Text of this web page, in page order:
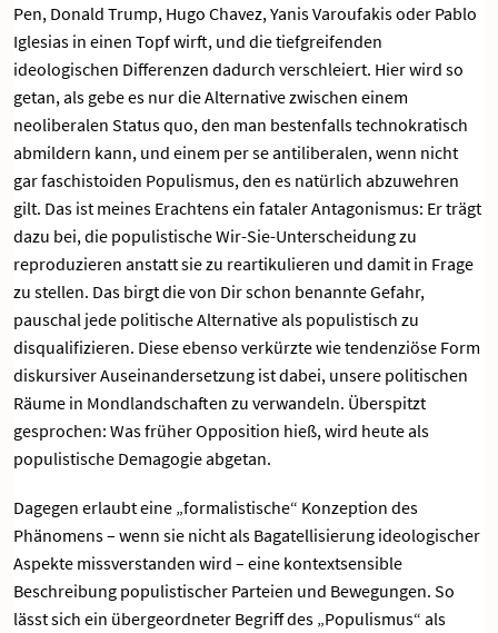
Pen, Donald Trump, Hugo Chavez, Yanis Varoufakis oder Pablo
Iglesias in einen Topf wirft, und die tiefgreifenden
ideologischen Differenzen dadurch verschleiert. Hier wird so
getan, als gebe es nur die Alternative zwischen einem
neoliberalen Status quo, den man bestenfalls technokratisch
abmildern kann, und einem per se antiliberalen, wenn nicht
gar faschistoiden Populismus, den es natürlich abzuwehren
gilt. Das ist meines Erachtens ein fataler Antagonismus: Er trägt
dazu bei, die populistische Wir-Sie-Unterscheidung zu
reproduzieren anstatt sie zu reartikulieren und damit in Frage
zu stellen. Das birgt die von Dir schon benannte Gefahr,
pauschal jede politische Alternative als populistisch zu
disqualifizieren. Diese ebenso verkürzte wie tendenziöse Form
diskursiver Auseinandersetzung ist dabei, unsere politischen
Räume in Mondlandschaften zu verwandeln. Überspitzt
gesprochen: Was früher Opposition hieß, wird heute als
populistische Demagogie abgetan.
Dagegen erlaubt eine „formalistische“ Konzeption des
Phänomens – wenn sie nicht als Bagatellisierung ideologischer
Aspekte missverstanden wird – eine kontextsensible
Beschreibung populistischer Parteien und Bewegungen. So
lässt sich ein übergeordneter Begriff des „Populismus“ als